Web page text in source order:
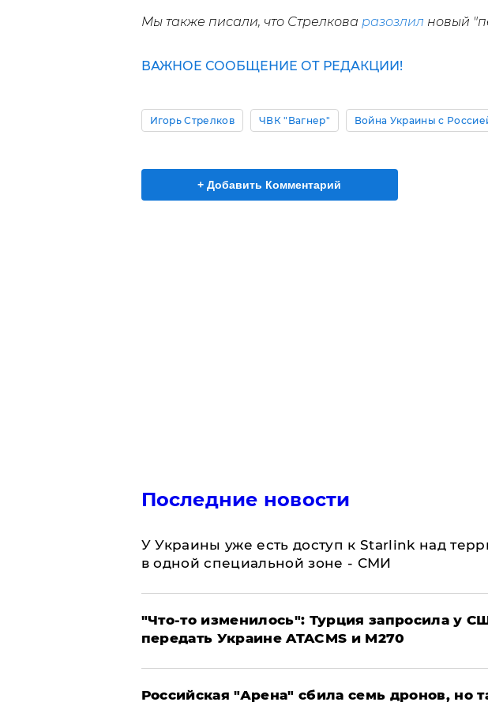
Мы также писали, что Стрелкова разозлил новый
ВАЖНОЕ СООБЩЕНИЕ ОТ РЕДАКЦИИ!
Игорь Стрелков ЧВК "Вагнер" Война Украины с
+ Добавить Комментарий
Последние новости
У Украины уже есть доступ к Starlink над
в одной специальной зоне - СМИ
​"Что-то изменилось": Турция запросила у
передать Украине ATACMS и M270
​Российская "Арена" сбила семь дронов, но